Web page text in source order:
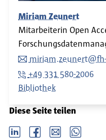
Miriam Zeunert
Mitarbeiterin Open
+49 331 580-2006
Bibliothek
Diese Seite teilen
LinkedIn Facebook email Whatsapp